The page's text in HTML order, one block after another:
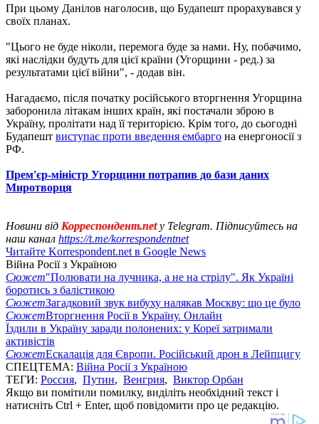
При цьому Данілов наголосив, що Будапешт прорахувався у
своїх планах.
"Цього не буде ніколи, перемога буде за нами. Ну, побачимо,
які наслідки будуть для цієї країни (Угорщини - ред.) за
результатами цієї війни", - додав він.
Нагадаємо, після початку російського вторгнення Угорщина
заборонила літакам інших країн, які постачали зброю в
Україну, пролітати над її територією. Крім того, до сьогодні
Будапешт виступає проти введення ембарго на енергоносії з
РФ.
Прем'єр-міністр Угорщини потрапив до бази даних
Миротворця
Новини від Корреспондент.netу Telegram. Підписуйтесь на
наш канал https://t.me/korrespondentnet
Читайте Korrespondent.net в Google News
Війна Росії з Україною
Сюжет"Полювати на лучника, а не на стрілу". Як Україні
боротись з балістикою
СюжетЗагадковий звук вибуху налякав Москву: що це було
СюжетВторгнення Росії в Україну. Онлайн
Їздили в Україну заради полонених: у Кореї затримали
активістів
СюжетЕскалація для Європи. Російський дрон в Лейпцигу
СПЕЦТЕМА: Війна Росії з Україною
ТЕГИ: Россия, Путин, Венгрия, Виктор Орбан
Якщо ви помітили помилку, виділіть необхідний текст і
натисніть Ctrl + Enter, щоб повідомити про це редакцію.